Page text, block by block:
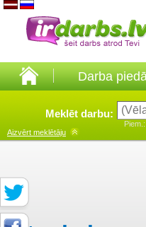
Darba
Meklēt darbu:
Piem.:
Aizvērt meklētāju